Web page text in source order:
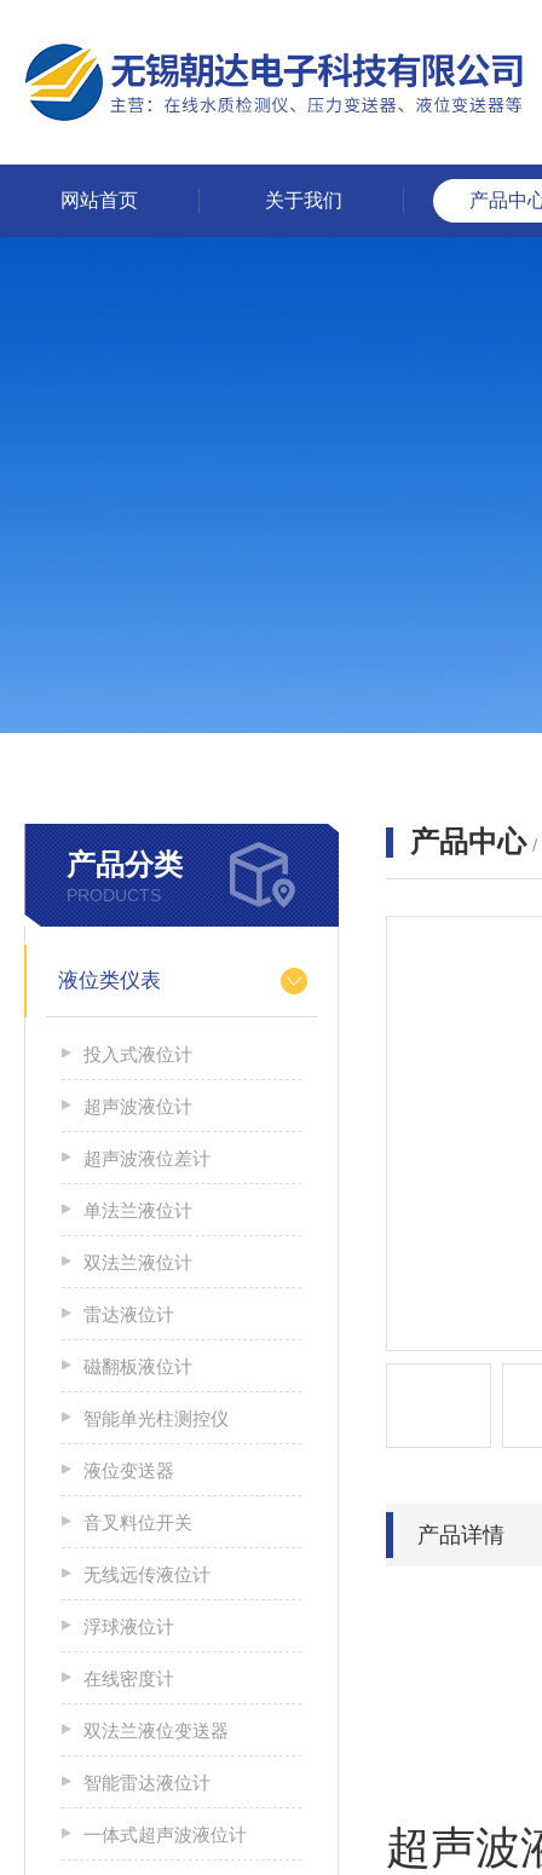
网站首页 关于我们 产品中
产品分类
PRODUCTS
液位类仪表
投入式液位计
超声波液位计
超声波液位差计
单法兰液位计
双法兰液位计
雷达液位计
磁翻板液位计
智能单光柱测控仪
液位变送器
音叉料位开关
无线远传液位计
浮球液位计
在线密度计
双法兰液位变送器
智能雷达液位计
一体式超声波液位计
产品中心 /
产品详情
超声波